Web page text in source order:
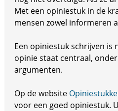
Met een opiniestuk in de
mensen zowel informeren
Een opiniestuk schrijven is
opinie staat centraal,
argumenten.
Op de website
voor een goed opiniestuk.